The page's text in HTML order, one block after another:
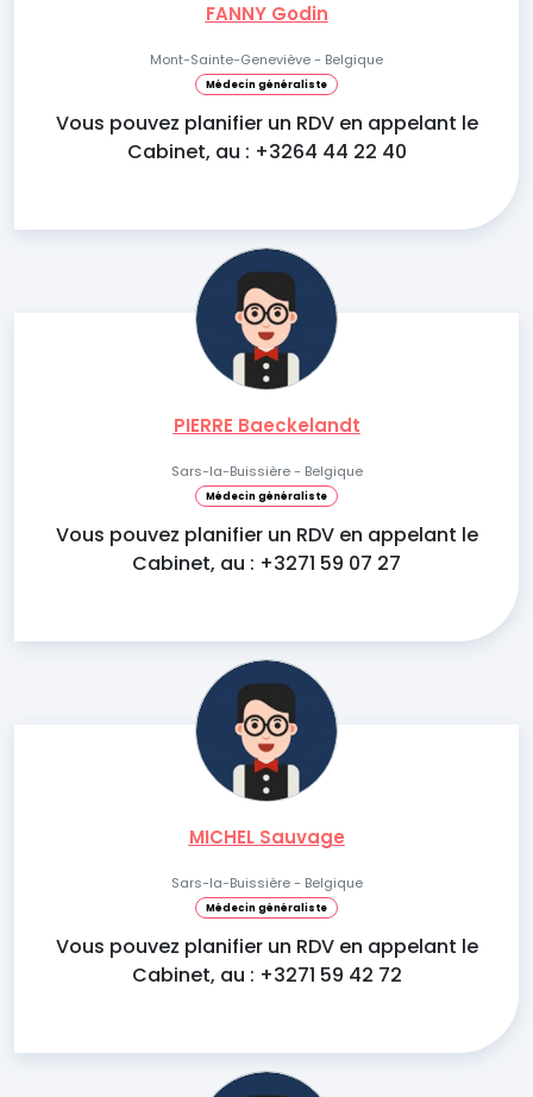
FANNY Godin
Mont-Sainte-Geneviève - Belgique
Médecin généraliste
Vous pouvez planifier un RDV en appelant le
Cabinet, au : +3264 44 22 40
PIERRE Baeckelandt
Sars-la-Buissière - Belgique
Médecin généraliste
Vous pouvez planifier un RDV en appelant le
Cabinet, au : +3271 59 07 27
MICHEL Sauvage
Sars-la-Buissière - Belgique
Médecin généraliste
Vous pouvez planifier un RDV en appelant le
Cabinet, au : +3271 59 42 72